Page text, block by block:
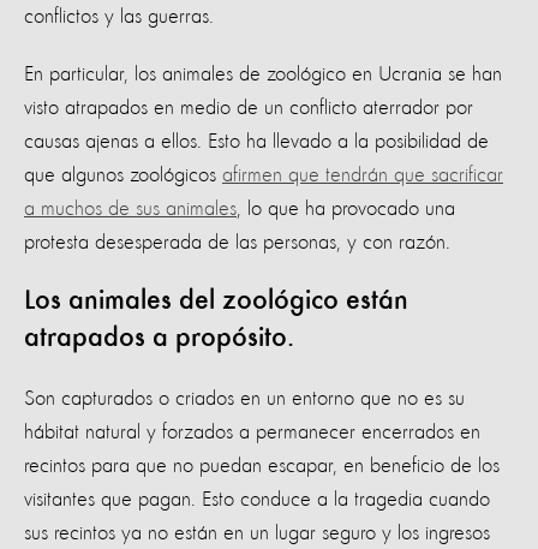
conflictos y las guerras.
En particular, los animales de zoológico en Ucrania se han
visto atrapados en medio de un conflicto aterrador por
causas ajenas a ellos. Esto ha llevado a la posibilidad de
que algunos zoológicos afirmen que tendrán que sacrificar
a muchos de sus animales , lo que ha provocado una
protesta desesperada de las personas, y con razón.
Los animales del zoológico están
atrapados a propósito.
Son capturados o criados en un entorno que no es su
hábitat natural y forzados a permanecer encerrados en
recintos para que no puedan escapar, en beneficio de los
visitantes que pagan. Esto conduce a la tragedia cuando
sus recintos ya no están en un lugar seguro y los ingresos